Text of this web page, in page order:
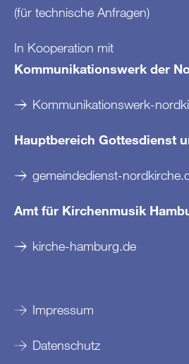
(für technische Anfragen)
In Kooperation mit
Kommunikationswerk der
Kommunikationswerk-
Hauptbereich Gottesdienst
gemeindedienst-
Amt für Kirchenmusik
kirche-hamburg.de
Impressum
Datenschutz